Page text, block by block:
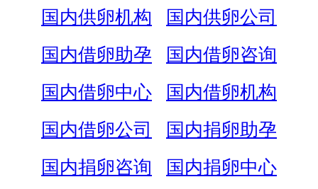
国内供卵机构
国内供卵公司
国内借卵助孕
国内借卵咨询
国内借卵中心
国内借卵机构
国内借卵公司
国内捐卵助孕
国内捐卵咨询
国内捐卵中心